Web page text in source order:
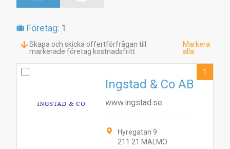
Företag: 1
Skapa och skicka offertförfrågan till
markerade företag kostnadsfritt
Markera
alla
Ingstad & Co AB
www.ingstad.se
Hyregatan 9
211 21 MALMÖ
1